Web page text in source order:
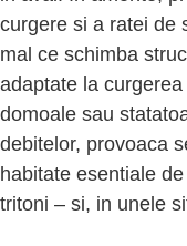
curgere si a ratei de
mal ce schimba
adaptate la
domoale sau
debitelor, provoaca
habitate esentiale
tritoni – si, in unele